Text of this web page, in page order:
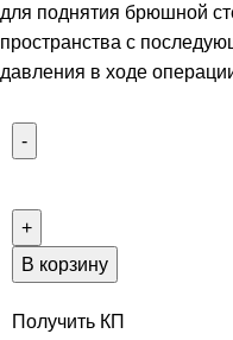
для поднятия брюшной
пространства с
давления в ходе
В корзину
Получить КП